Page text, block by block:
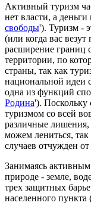
Активный туризм
нет власти, а
свободы'). Туризм -
(или когда вас
расширение
территории, по
страны, так как
национальной идеи
одна из функций
Родина'). Поскольку
туризмом со всей
различные
можем лениться, так
случаев отчужден от
Занимаясь
природе - земле,
трех защитных
населенного пункта